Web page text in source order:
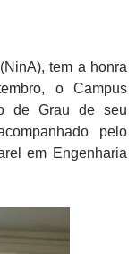
tem a honra
o Campus
de Grau de seu
pelo
em Engenharia